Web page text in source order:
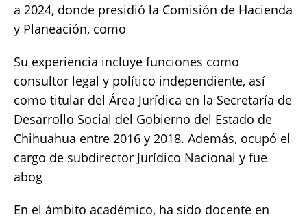
a 2024, donde presidió la Comisión de Hacienda
y Planeación, como
Su experiencia incluye funciones como
consultor legal y político independiente, así
como titular del Área Jurídica en la Secretaría de
Desarrollo Social del Gobierno del Estado de
Chihuahua entre 2016 y 2018. Además, ocupó el
cargo de subdirector Jurídico Nacional y fue
abog
En el ámbito académico, ha sido docente en